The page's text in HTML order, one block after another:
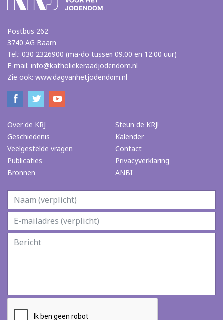
Postbus 262
3740 AG Baarn
Tel.: 030 2326900 (ma-do tussen 09.00 en 12.00 uur)
E-mail: info@katholiekeraadjodendom.nl
Zie ook: www.dagvanhetjodendom.nl
Over de KRJ
Geschiedenis
Veelgestelde vragen
Publicaties
Bronnen
Steun de KRJ!
Kalender
Contact
Privacyverklaring
ANBI